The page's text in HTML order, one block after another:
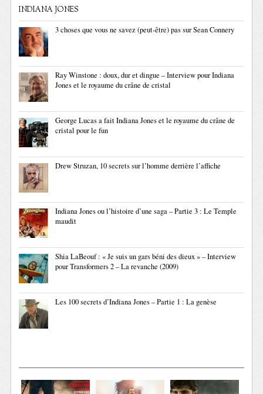
INDIANA JONES
3 choses que vous ne savez (peut-être) pas sur Sean Connery
Ray Winstone : doux, dur et dingue – Interview pour Indiana
Jones et le royaume du crâne de cristal
George Lucas a fait Indiana Jones et le royaume du crâne de
cristal pour le fun
Drew Struzan, 10 secrets sur l’homme derrière l’affiche
Indiana Jones ou l’histoire d’une saga – Partie 3 : Le Temple
maudit
Shia LaBeouf : « Je suis un gars béni des dieux » – Interview
pour Transformers 2 – La revanche (2009)
Les 100 secrets d’Indiana Jones – Partie 1 : La genèse